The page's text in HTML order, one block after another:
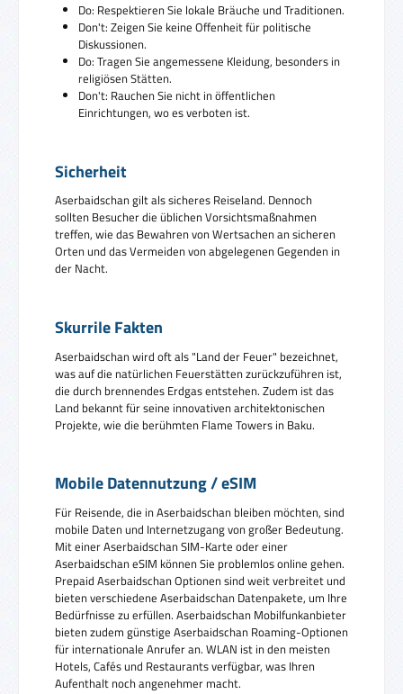
Do: Respektieren Sie lokale Bräuche und Traditionen.
Don't: Zeigen Sie keine Offenheit für politische
Diskussionen.
Do: Tragen Sie angemessene Kleidung, besonders in
religiösen Stätten.
Don't: Rauchen Sie nicht in öffentlichen
Einrichtungen, wo es verboten ist.
Sicherheit
Aserbaidschan gilt als sicheres Reiseland. Dennoch
sollten Besucher die üblichen Vorsichtsmaßnahmen
treffen, wie das Bewahren von Wertsachen an sicheren
Orten und das Vermeiden von abgelegenen Gegenden in
der Nacht.
Skurrile Fakten
Aserbaidschan wird oft als "Land der Feuer" bezeichnet,
was auf die natürlichen Feuerstätten zurückzuführen ist,
die durch brennendes Erdgas entstehen. Zudem ist das
Land bekannt für seine innovativen architektonischen
Projekte, wie die berühmten Flame Towers in Baku.
Mobile Datennutzung / eSIM
Für Reisende, die in Aserbaidschan bleiben möchten, sind
mobile Daten und Internetzugang von großer Bedeutung.
Mit einer Aserbaidschan SIM-Karte oder einer
Aserbaidschan eSIM können Sie problemlos online gehen.
Prepaid Aserbaidschan Optionen sind weit verbreitet und
bieten verschiedene Aserbaidschan Datenpakete, um Ihre
Bedürfnisse zu erfüllen. Aserbaidschan Mobilfunkanbieter
bieten zudem günstige Aserbaidschan Roaming-Optionen
für internationale Anrufer an. WLAN ist in den meisten
Hotels, Cafés und Restaurants verfügbar, was Ihren
Aufenthalt noch angenehmer macht.